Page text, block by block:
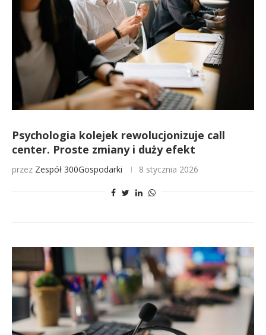
Psychologia kolejek rewolucjonizuje call
center. Proste zmiany i duży efekt
przez Zespół 300Gospodarki 8 stycznia 2026